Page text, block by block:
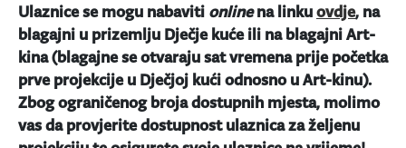
Ulaznice se mogu nabaviti onlinena linkuovdje, na
blagajni u prizemlju Dječje kuće ili na blagajni Art-
kina (blagajne se otvaraju sat vremena prije početka
prve projekcije u Dječjoj kući odnosno u Art-kinu).
Zbog ograničenog broja dostupnih mjesta, molimo
vas da provjerite dostupnost ulaznica za željenu